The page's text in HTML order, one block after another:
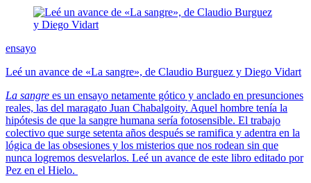
ensayo
Leé un avance de «La sangre», de Claudio Burguez y Diego Vidart
La sangre es un ensayo netamente gótico y anclado en presunciones
reales, las del maragato Juan Chabalgoity. Aquel hombre tenía la
hipótesis de que la sangre humana sería fotosensible. El trabajo
colectivo que surge setenta años después se ramifica y adentra en la
lógica de las obsesiones y los misterios que nos rodean sin que
nunca logremos desvelarlos. Leé un avance de este libro editado por
Pez en el Hielo.